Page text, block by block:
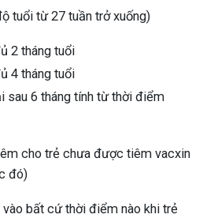
tuổi từ 27 tuần trở xuống)
2 tháng tuổi
4 tháng tuổi
sau 6 tháng tính từ thời điểm
cho trẻ chưa được tiêm vacxin
đó)
bất cứ thời điểm nào khi trẻ